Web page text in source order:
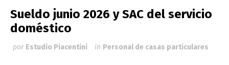
Sueldo junio 2026 y SAC del servicio
doméstico
por Estudio Piacentini in Personal de casas particulares